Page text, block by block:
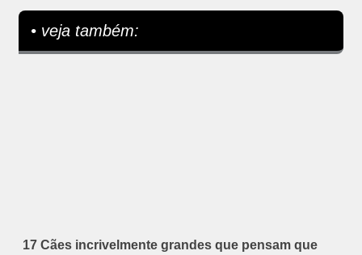
• veja também:
17 Cães incrivelmente grandes que pensam que